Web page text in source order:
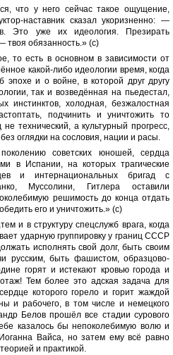
что у него сейчас такое ощущение,
наставник сказал укоризненно: —
Это уже их идеология. Презирать
твоя обязанность.» (с)
то есть в основном в зависимости от
какой-либо идеологии время, когда
эпохе и о войне, в которой друг другу
так и возведённая на пьедестал,
инстинктов, холодная, безжалостная
подчинить и уничтожить то
технический, а культурный прогресс,
оглядки на сословия, нации и расы.
советских юношей, сердца
в Испании, на которых трагические
и интернациональных бригад с
Муссолини, Гитлера оставили
решимость до конца отдать
его и уничтожить.» (с)
и в структуру спецслужб врага, когда
ударную группировку у границ СССР
исполнять свой долг, быть своим
русским, быть фашистом, образцово-
горят и истекают кровью города и
Тем более это адская задача для
которого горело и горит жаждой
и рабочего, в том числе и немецкого
Белов прошёл все стадии сурового
казалось бы непоколебимую волю и
Вайса, но затем ему всё равно
и практикой.